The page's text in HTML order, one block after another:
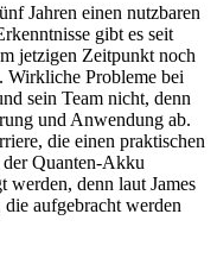
Jahren einen nutzbaren
gibt es seit
jetzigen Zeitpunkt noch
Wirkliche Probleme bei
sein Team nicht, denn
und Anwendung ab.
die einen praktischen
Quanten-Akku
denn laut James
aufgebracht werden